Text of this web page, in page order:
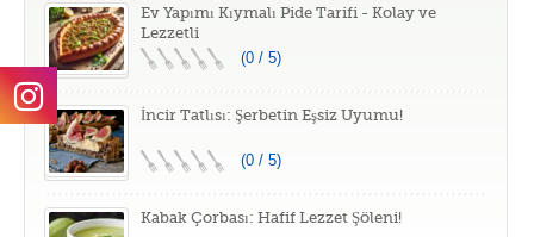
Ev Yapımı Kıymalı Pide Tarifi - Kolay ve
Lezzetli
(0 / 5)
İncir Tatlısı: Şerbetin Eşsiz Uyumu!
(0 / 5)
Kabak Çorbası: Hafif Lezzet Şöleni!